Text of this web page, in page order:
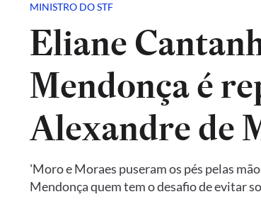
MINISTRO DO STF
Eliane
Mendonça é
Alexandre de
'Moro e Moraes puseram os pés pelas
Mendonça quem tem o desafio de evitar